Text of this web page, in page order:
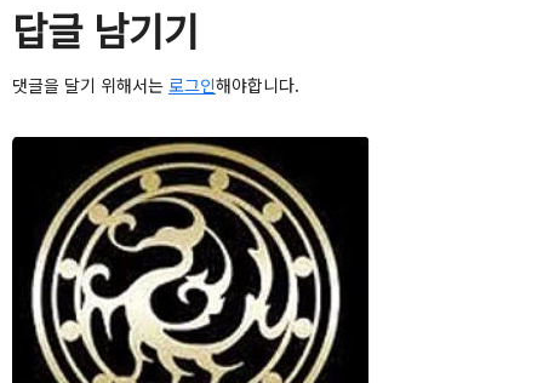
답글 남기기
댓글을 달기 위해서는 로그인해야합니다.